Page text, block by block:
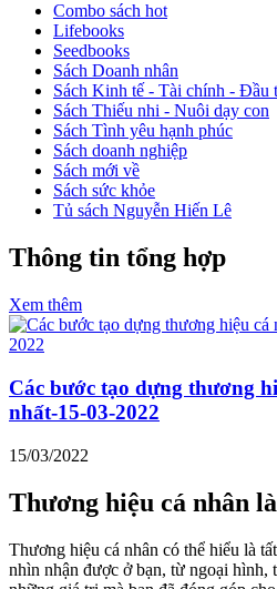
Combo sách hot
Lifebooks
Seedbooks
Sách Doanh nhân
Sách Kinh tế - Tài chính - Đầu
Sách Thiếu nhi - Nuôi dạy con
Sách Tình yêu hạnh phúc
Sách doanh nghiệp
Sách mới về
Sách sức khỏe
Tủ sách Nguyễn Hiến Lê
Thông tin tổng hợp
Xem thêm
Các bước tạo dựng thương
nhất-15-03-2022
15/03/2022
Thương hiệu cá nhân
Thương hiệu cá nhân có thể hiểu là
nhìn nhận được ở bạn, từ ngoại hình,